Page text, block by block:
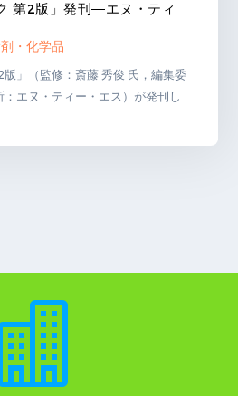
第2版」発刊―エヌ・ティ
・化学品
版」（監修：斎藤 秀俊 氏，編集委
：エヌ・ティー・エス）が発刊し